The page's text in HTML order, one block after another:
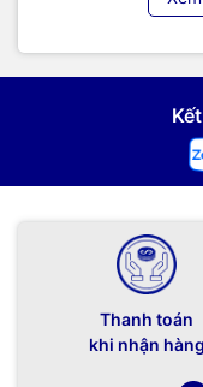
Thanh toán
khi nhận hàng